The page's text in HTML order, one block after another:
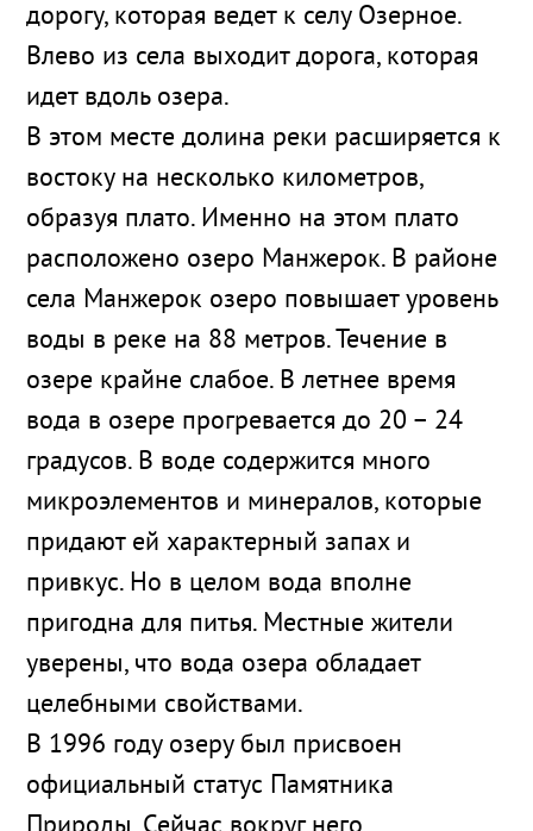
дорогу, которая ведет к селу Озерное.
Влево из села выходит дорога, которая
идет вдоль озера.
В этом месте долина реки расширяется к
востоку на несколько километров,
образуя плато. Именно на этом плато
расположено озеро Манжерок. В районе
села Манжерок озеро повышает уровень
воды в реке на 88 метров. Течение в
озере крайне слабое. В летнее время
вода в озере прогревается до 20 – 24
градусов. В воде содержится много
микроэлементов и минералов, которые
придают ей характерный запах и
привкус. Но в целом вода вполне
пригодна для питья. Местные жители
уверены, что вода озера обладает
целебными свойствами.
В 1996 году озеру был присвоен
официальный статус Памятника